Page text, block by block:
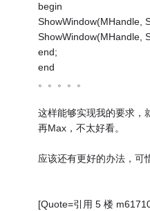
begin
ShowWindow(MHandle,
ShowWindow(MHandle,
end;
end
。。。。。
这样能够实现我的要求，
再Max，不太好看。
应该还有更好的办法，可
[Quote=引用 5 楼